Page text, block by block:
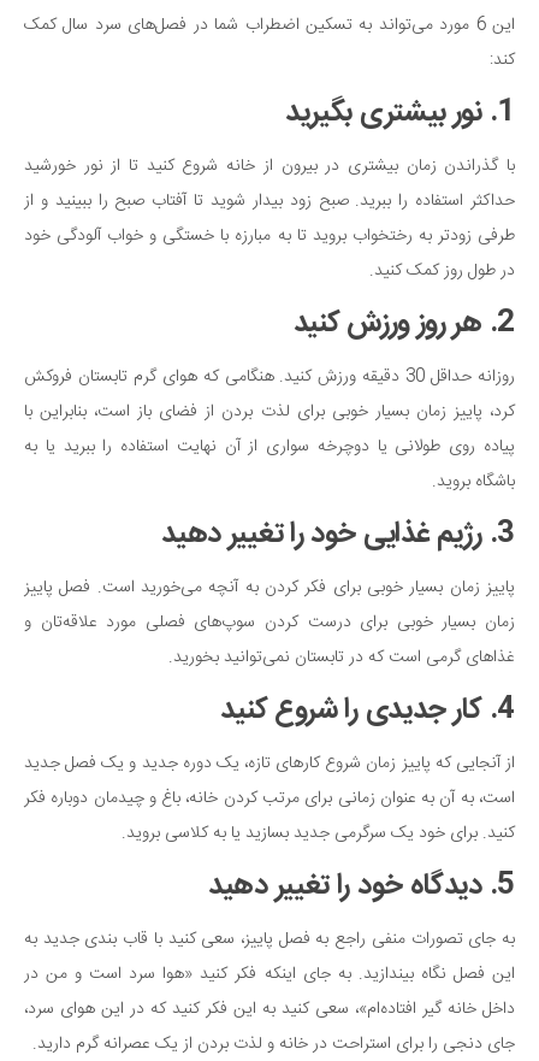
این 6 مورد می‌تواند به تسکین اضطراب شما در فصل‌های سرد سال کمک
کند:
1. نور بیشتری بگیرید
با گذراندن زمان بیشتری در بیرون از خانه شروع کنید تا از نور خورشید
حداکثر استفاده را ببرید. صبح زود بیدار شوید تا آفتاب صبح را ببینید و از
طرفی زودتر به رختخواب بروید تا به مبارزه با خستگی و خواب آلودگی خود
در طول روز کمک کنید.
2. هر روز ورزش کنید
روزانه حداقل 30 دقیقه ورزش کنید. هنگامی که هوای گرم تابستان فروکش
کرد، پاییز زمان بسیار خوبی برای لذت بردن از فضای باز است، بنابراین با
پیاده روی طولانی یا دوچرخه سواری از آن نهایت استفاده را ببرید یا به
باشگاه بروید.
3. رژیم غذایی خود را تغییر دهید
پاییز زمان بسیار خوبی برای فکر کردن به آنچه می‌خورید است. فصل پاییز
زمان بسیار خوبی برای درست کردن سوپ‌های فصلی مورد علاقه‌تان و
غذاهای گرمی است که در تابستان نمی‌توانید بخورید.
4. کار جدیدی را شروع کنید
از آنجایی که پاییز زمان شروع کارهای تازه، یک دوره جدید و یک فصل جدید
است، به آن به عنوان زمانی برای مرتب کردن خانه، باغ و چیدمان دوباره فکر
کنید. برای خود یک سرگرمی جدید بسازید یا به کلاسی بروید.
5. دیدگاه خود را تغییر دهید
به جای تصورات منفی راجع به فصل پاییز، سعی کنید با قاب بندی جدید به
این فصل نگاه بیندازید. به جای اینکه فکر کنید «هوا سرد است و من در
داخل خانه گیر افتاده‌ام»، سعی کنید به این فکر کنید که در این هوای سرد،
جای دنجی را برای استراحت در خانه و لذت بردن از یک عصرانه گرم دارید.